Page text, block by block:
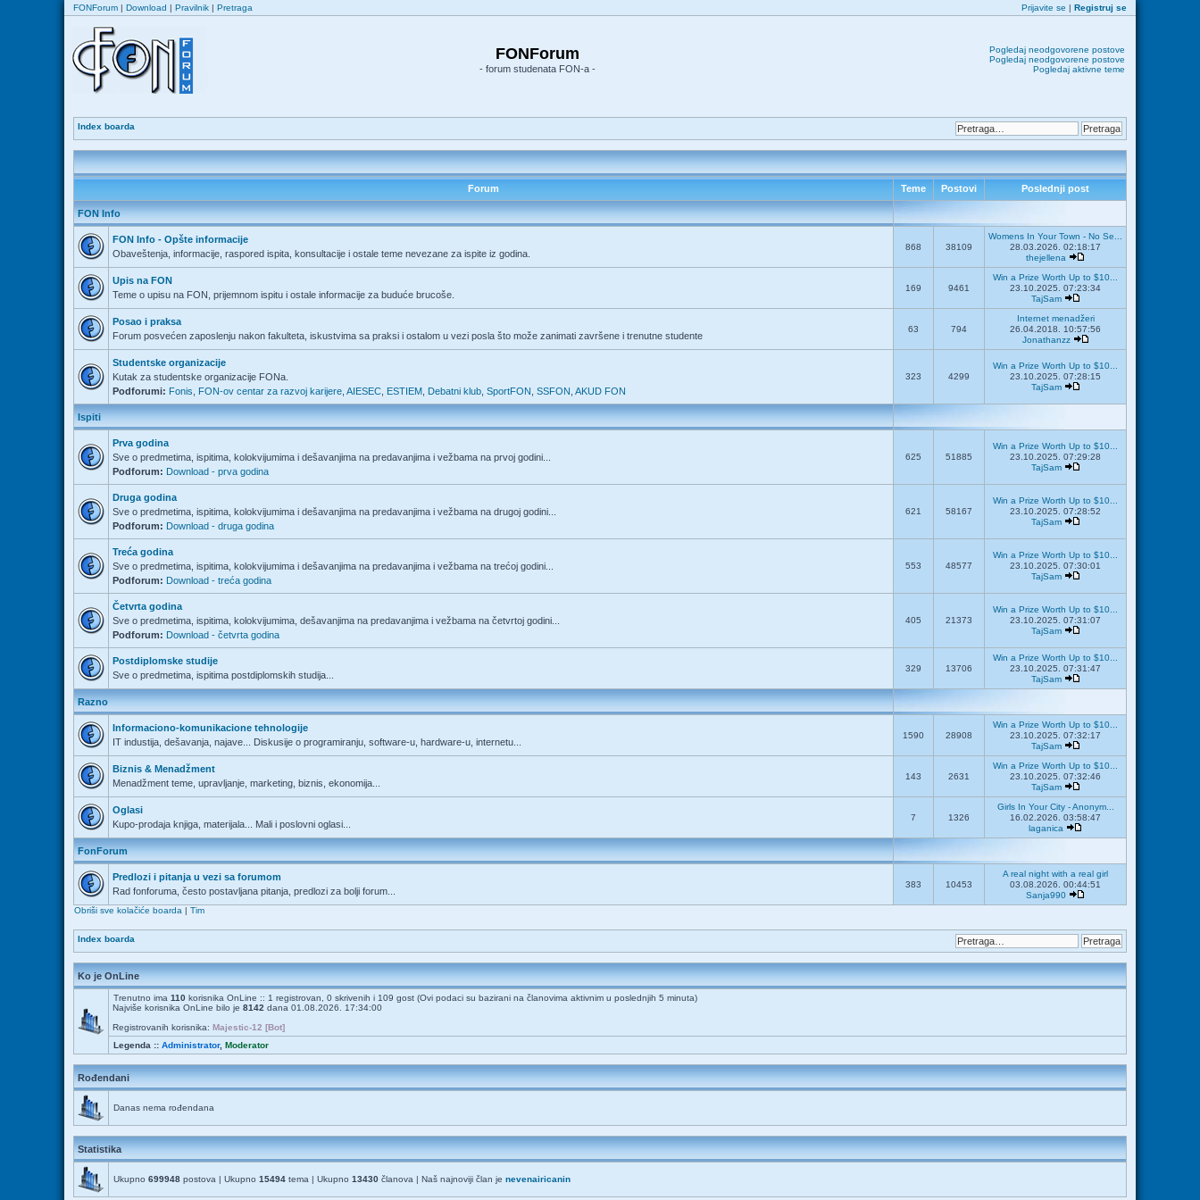
FONForum | Download | Pravilnik | Pretraga Prijavite se | Registruj se
FONForum
- forum studenata FON-a -
Pogledaj neodgovorene postove
Pogledaj neodgovorene postove
Pogledaj aktivne teme
Index boarda
Forum Teme Postovi Poslednji post
FON Info
FON Info - Opšte informacije
Obaveštenja, informacije, raspored ispita, konsultacije i ostale teme nevezane za ispite iz godina.
868 38109
Womens In Your Town - No Se...
28.03.2026. 02:18:17
thejellena
Upis na FON
Teme o upisu na FON, prijemnom ispitu i ostale informacije za buduće brucoše.
169 9461
Win a Prize Worth Up to $10...
23.10.2025. 07:23:34
TajSam
Posao i praksa
Forum posvećen zaposlenju nakon fakulteta, iskustvima sa praksi i ostalom u vezi posla što može zanimati završene i trenutne studente
63 794
Internet menadžeri
26.04.2018. 10:57:56
Jonathanzz
Studentske organizacije
Kutak za studentske organizacije FONa.
Podforumi: Fonis FON-ov centar za razvoj karijere AIESEC ESTIEM Debatni klub SportFON SSFON AKUD FON
323 4299
Win a Prize Worth Up to $10...
23.10.2025. 07:28:15
TajSam
Ispiti
Prva godina
Sve o predmetima, ispitima, kolokvijumima i dešavanjima na predavanjima i vežbama na prvoj godini...
Podforum: Download - prva godina
625 51885
Win a Prize Worth Up to $10...
23.10.2025. 07:29:28
TajSam
Druga godina
Sve o predmetima, ispitima, kolokvijumima i dešavanjima na predavanjima i vežbama na drugoj godini...
Podforum: Download - druga godina
621 58167
Win a Prize Worth Up to $10...
23.10.2025. 07:28:52
TajSam
Treća godina
Sve o predmetima, ispitima, kolokvijumima i dešavanjima na predavanjima i vežbama na trećoj godini...
Podforum: Download - treća godina
553 48577
Win a Prize Worth Up to $10...
23.10.2025. 07:30:01
TajSam
Četvrta godina
Sve o predmetima, ispitima, kolokvijumima, dešavanjima na predavanjima i vežbama na četvrtoj godini...
Podforum: Download - četvrta godina
405 21373
Win a Prize Worth Up to $10...
23.10.2025. 07:31:07
TajSam
Postdiplomske studije
Sve o predmetima, ispitima postdiplomskih studija...
329 13706
Win a Prize Worth Up to $10...
23.10.2025. 07:31:47
TajSam
Razno
Informaciono-komunikacione tehnologije
IT industija, dešavanja, najave... Diskusije o programiranju, software-u, hardware-u, internetu...
1590 28908
Win a Prize Worth Up to $10...
23.10.2025. 07:32:17
TajSam
Biznis & Menadžment
Menadžment teme, upravljanje, marketing, biznis, ekonomija...
143 2631
Win a Prize Worth Up to $10...
23.10.2025. 07:32:46
TajSam
Oglasi
Kupo-prodaja knjiga, materijala... Mali i poslovni oglasi...
7 1326
Girls In Your City - Anonym...
16.02.2026. 03:58:47
laganica
FonForum
Predlozi i pitanja u vezi sa forumom
Rad fonforuma, često postavljana pitanja, predlozi za bolji forum...
383 10453
A real night with a real girl
03.08.2026. 00:44:51
Sanja990
Obriši sve kolačiće boarda | Tim
Index boarda
Ko je OnLine
Trenutno ima 110 korisnika OnLine :: 1 registrovan, 0 skrivenih i 109 gost (Ovi podaci su bazirani na članovima aktivnim u poslednjih 5 minuta)
Najviše korisnika OnLine bilo je 8142 dana 01.08.2026. 17:34:00
Registrovanih korisnika: Majestic-12 [Bot]
Legenda :: Administrator, Moderator
Rođendani
Danas nema rođendana
Statistika
Ukupno 699948 postova | Ukupno 15494 tema | Ukupno 13430 članova | Naš najnoviji član je nevenairicanin